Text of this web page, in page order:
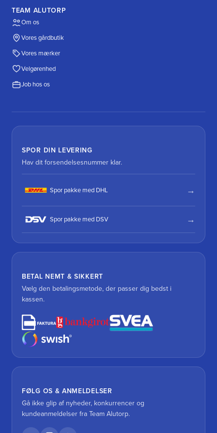
TEAM ALUTORP
Om os
Vores gårdbutik
Vores mærker
Velgørenhed
Job hos os
SPOR DIN LEVERING
Hav dit forsendelsesnummer klar.
Spor pakke med DHL
Spor pakke med DSV
BETAL NEMT & SIKKERT
Vælg den betalingsmetode, der passer dig bedst i
kassen.
FØLG OS & ANMELDELSER
Gå ikke glip af nyheder, konkurrencer og
kundeanmeldelser fra Team Alutorp.